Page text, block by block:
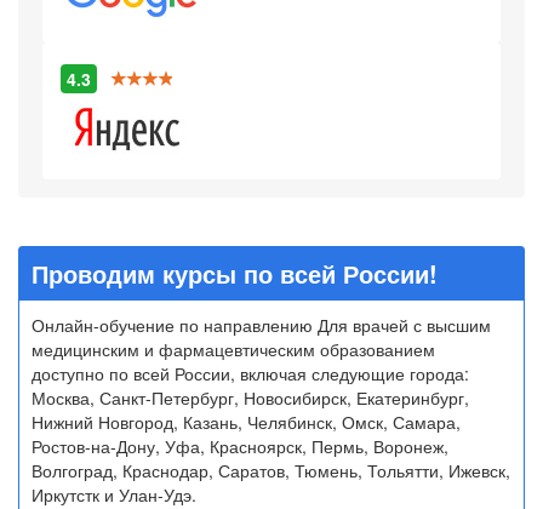
4.3
Проводим курсы по всей России!
Онлайн-обучение по направлению Для врачей с высшим
медицинским и фармацевтическим образованием
доступно по всей России, включая следующие города:
Москва, Санкт-Петербург, Новосибирск, Екатеринбург,
Нижний Новгород, Казань, Челябинск, Омск, Самара,
Ростов-на-Дону, Уфа, Красноярск, Пермь, Воронеж,
Волгоград, Краснодар, Саратов, Тюмень, Тольятти, Ижевск,
Иркутстк и Улан-Удэ.